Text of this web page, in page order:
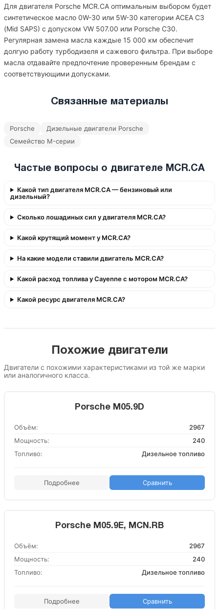
Для двигателя Porsche MCR.CA оптимальным выбором будет
синтетическое масло 0W-30 или 5W-30 категории ACEA C3
(Mid SAPS) с допуском VW 507.00 или Porsche C30.
Регулярная замена масла каждые 15 000 км обеспечит
долгую работу турбодизеля и сажевого фильтра. При выборе
масла отдавайте предпочтение проверенным брендам с
соответствующими допусками.
Связанные материалы
Porsche
Дизельные двигатели Porsche
Семейство M-серии
Частые вопросы о двигателе MCR.CA
Какой тип двигателя MCR.CA — бензиновый или
дизельный?
Сколько лошадиных сил у двигателя MCR.CA?
Какой крутящий момент у MCR.CA?
На какие модели ставили двигатель MCR.CA?
Какой расход топлива у Cayenne с мотором MCR.CA?
Какой ресурс двигателя MCR.CA?
Похожие двигатели
Двигатели с похожими характеристиками из той же марки
или аналогичного класса.
Porsche M05.9D
Объём:
2967
Мощность:
240
Топливо:
Дизельное топливо
Подробнее Сравнить
Porsche M05.9E, MCN.RB
Объём:
2967
Мощность:
240
Топливо:
Дизельное топливо
Подробнее Сравнить